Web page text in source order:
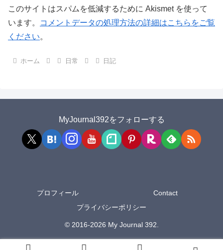
このサイトはスパムを低減するために Akismet を使って
います。
コメントデータの処理方法の詳細はこちらをご覧
ください。
ホーム 日常 日記
MyJournal392をフォローする
プロフィール
Contact
プライバシーポリシー
© 2016-2026 My Journal 392.